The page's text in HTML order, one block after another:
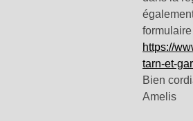
https://
tarn-et-
Bien
Amelis